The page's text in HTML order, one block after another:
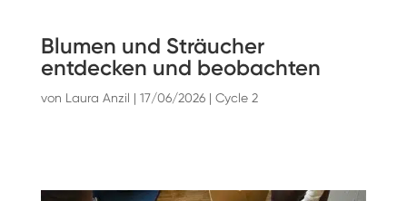
Blumen und Sträucher
entdecken und beobachten
von Laura Anzil | 17/06/2026| Cycle 2